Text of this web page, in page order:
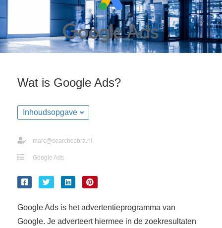
Wat is Google Ads?
Inhoudsopgave
marc@searchcobra.nl
Google Ads
Google Ads is het advertentieprogramma van
Google. Je adverteert hiermee in de zoekresultaten
zijn
om
gebruikt
deze